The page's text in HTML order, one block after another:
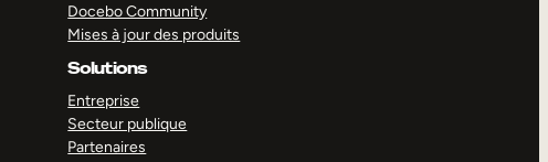
Docebo Community
Mises à jour des produits
Solutions
Entreprise
Secteur publique
Partenaires